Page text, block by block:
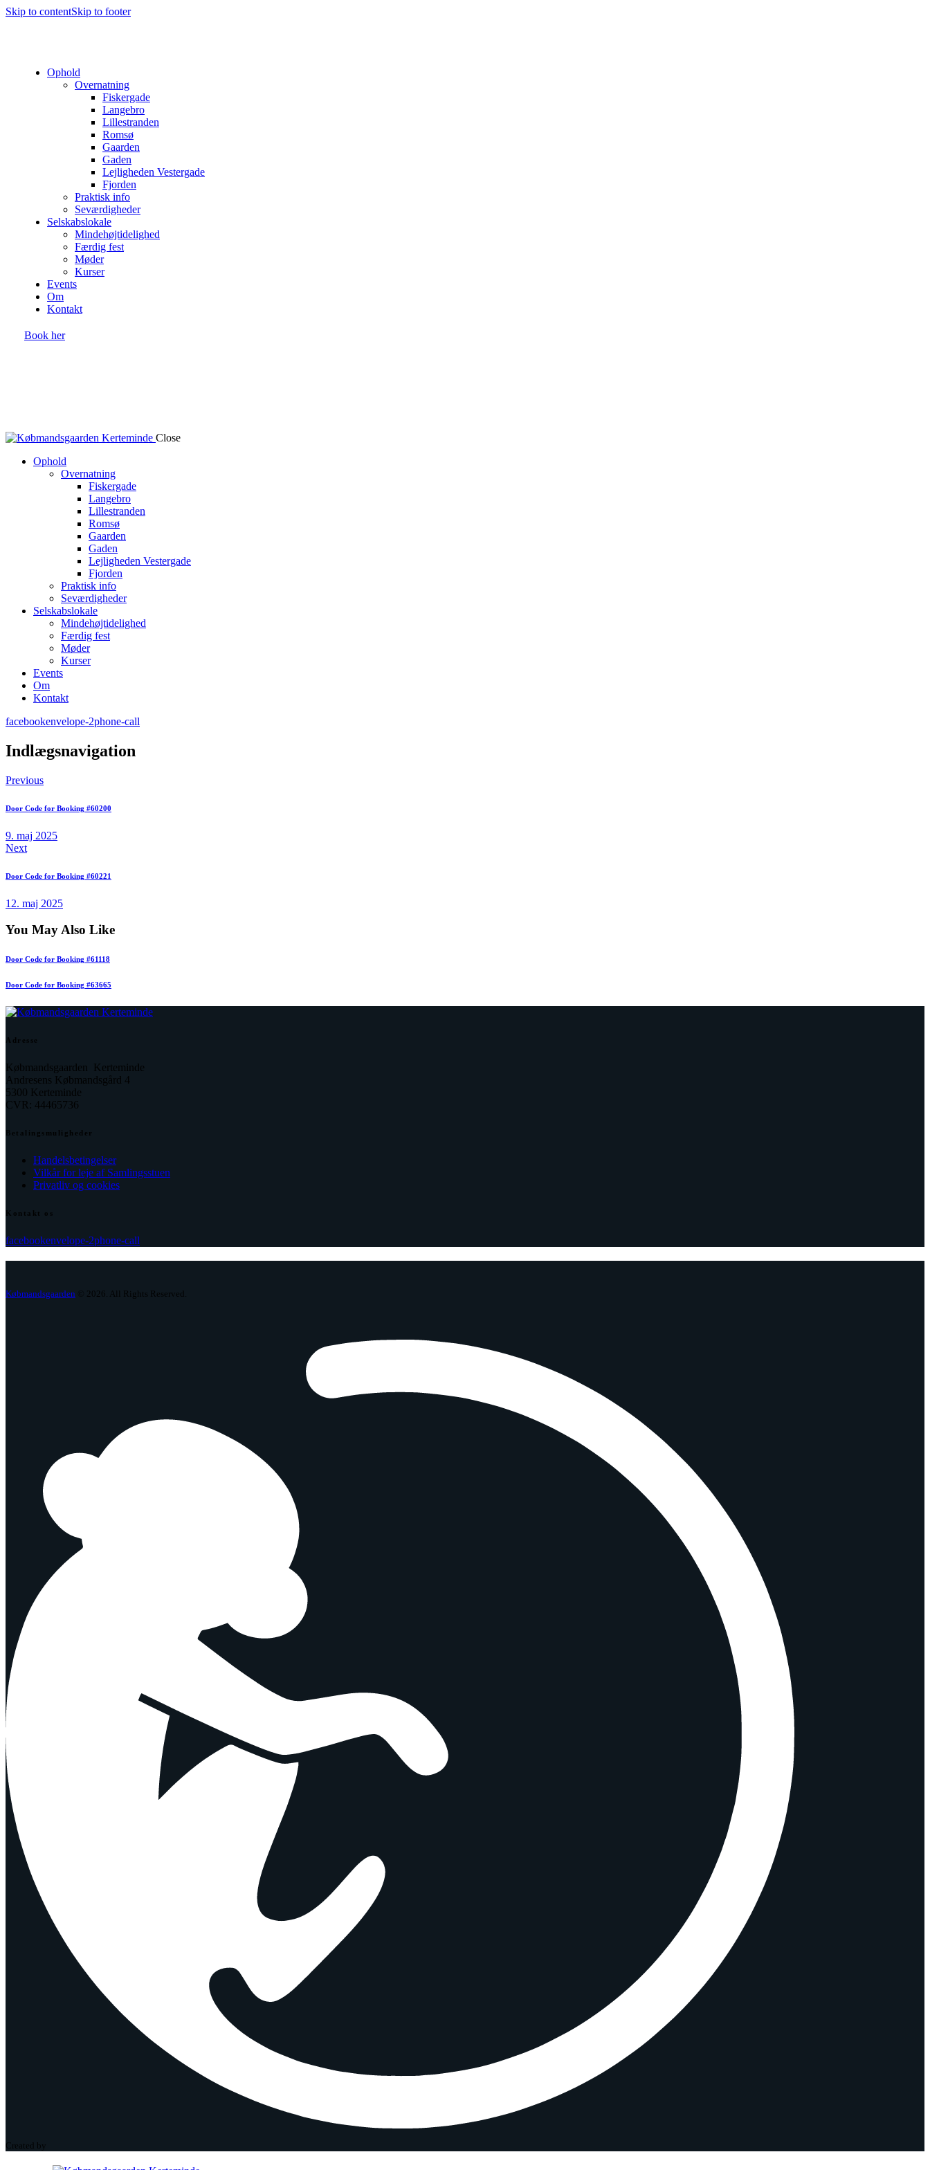
Skip to contentSkip to footer
Ophold
Overnatning
Fiskergade
Langebro
Lillestranden
Romsø
Gaarden
Gaden
Lejligheden Vestergade
Fjorden
Praktisk info
Seværdigheder
Selskabslokale
Mindehøjtidelighed
Færdig fest
Møder
Kurser
Events
Om
Kontakt
Book her
Close
Ophold
Overnatning
Fiskergade
Langebro
Lillestranden
Romsø
Gaarden
Gaden
Lejligheden Vestergade
Fjorden
Praktisk info
Seværdigheder
Selskabslokale
Mindehøjtidelighed
Færdig fest
Møder
Kurser
Events
Om
Kontakt
facebookenvelope-2phone-call
Indlægsnavigation
Previous
Door Code for Booking #60200
9. maj 2025
Next
Door Code for Booking #60221
12. maj 2025
You May Also Like
Door Code for Booking #61118
Door Code for Booking #63665
Adresse
Købmandsgaarden Kerteminde
Andresens Købmandsgård 4
5300 Kerteminde
CVR: 44465736
Betalingsmuligheder
Handelsbetingelser
Vilkår for leje af Samlingsstuen
Privatliv og cookies
Kontakt os
facebookenvelope-2phone-call
Købmandsgaarden © 2026. All Rights Reserved.
Created by